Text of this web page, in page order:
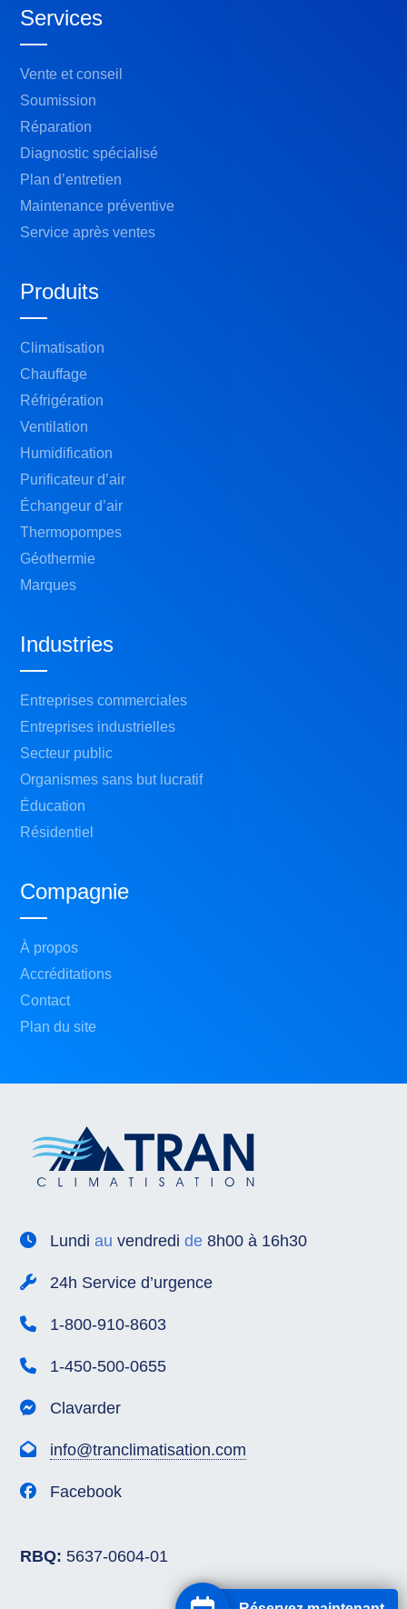
Lundiau vendredide 8h00 à 16h30
24h Service d’urgence
1-800-910-8603
1-450-500-0655
Clavarder
info@tranclimatisation.com
Facebook
RBQ: 5637-0604-01
Services
Vente et conseil
Soumission
Réparation
Diagnostic spécialisé
Plan d’entretien
Maintenance préventive
Service après ventes
Produits
Climatisation
Chauffage
Réfrigération
Ventilation
Humidification
Purificateur d’air
Échangeur d’air
Thermopompes
Géothermie
Marques
Industries
Entreprises commerciales
Entreprises industrielles
Secteur public
Organismes sans but lucratif
Éducation
Résidentiel
Compagnie
À propos
Accréditations
Contact
Plan du site